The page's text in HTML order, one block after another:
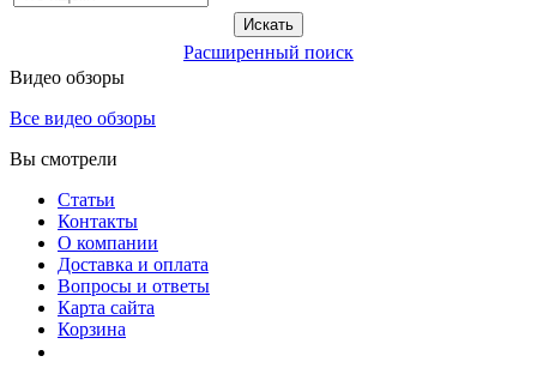
Расширенный поиск
Видео обзоры
Все видео обзоры
Вы смотрели
Статьи
Контакты
О компании
Доставка и оплата
Вопросы и ответы
Карта сайта
Корзина